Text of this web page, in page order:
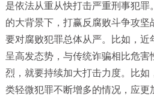
是依法从重从快打击严重刑事犯罪
的大背景下，打赢反腐败斗争攻
要对腐败犯罪总体从严。比如，近
呈高发态势，与传统诈骗相比危害
烈，就要持续加大打击力度。比如
类轻微犯罪不断增多的情况，应更